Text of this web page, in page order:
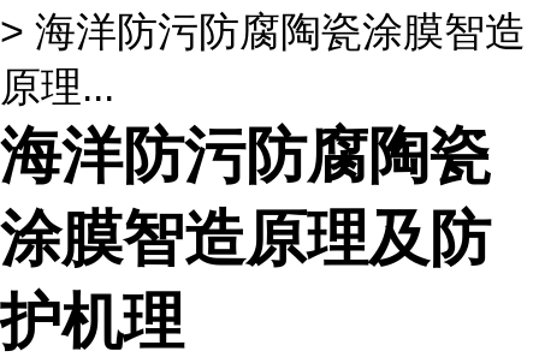
> 海洋防污防腐陶瓷涂膜智造
原理...
海洋防污防腐陶瓷
涂膜智造原理及防
护机理